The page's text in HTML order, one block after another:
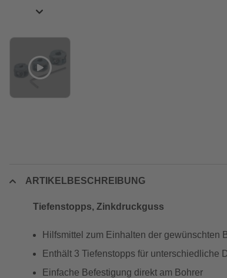
ARTIKELBESCHREIBUNG
Tiefenstopps, Zinkdruckguss
Hilfsmittel zum Einhalten der gewünschten
Enthält 3 Tiefenstopps für unterschiedliche
Einfache Befestigung direkt am Bohrer